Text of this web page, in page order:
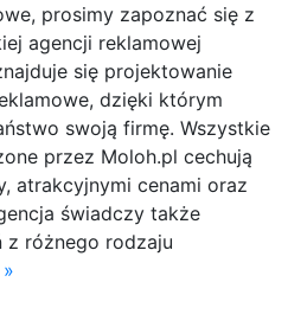
prosimy zapoznać się z
agencji reklamowej
się projektowanie
dzięki którym
swoją firmę. Wszystkie
przez Moloh.pl cechują
atrakcyjnymi cenami oraz
świadczy także
z różnego rodzaju